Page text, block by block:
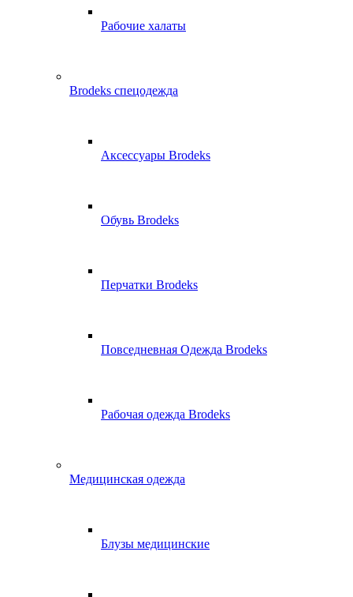
Рабочие халаты
Brodeks спецодежда
Аксессуары Brodeks
Обувь Brodeks
Перчатки Brodeks
Повседневная Одежда Brodeks
Рабочая одежда Brodeks
Медицинская одежда
Блузы медицинские